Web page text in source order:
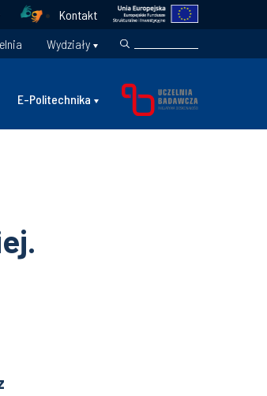
Kontakt
Wydziały
E-Politechnika